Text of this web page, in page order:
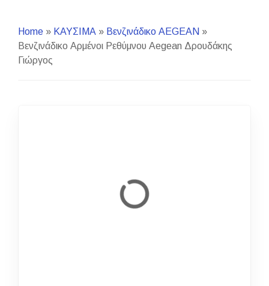
Home » ΚΑΥΣΙΜΑ » Βενζινάδικο AEGEAN »
Βενζινάδικο Αρμένοι Ρεθύμνου Aegean Δρουδάκης
Γιώργος